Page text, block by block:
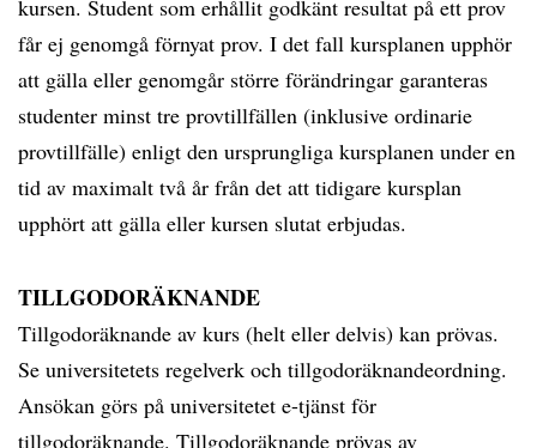
kursen. Student som erhållit godkänt resultat på ett prov
får ej genomgå förnyat prov. I det fall kursplanen upphör
att gälla eller genomgår större förändringar garanteras
studenter minst tre provtillfällen (inklusive ordinarie
provtillfälle) enligt den ursprungliga kursplanen under en
tid av maximalt två år från det att tidigare kursplan
upphört att gälla eller kursen slutat erbjudas.
TILLGODORÄKNANDE
Tillgodoräknande av kurs (helt eller delvis) kan prövas.
Se universitetets regelverk och tillgodoräknandeordning.
Ansökan görs på universitetet e-tjänst för
tillgodoräknande. Tillgodoräknande prövas av